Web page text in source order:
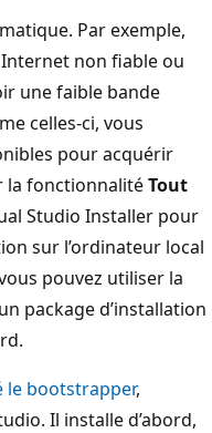
Par exemple,
non fiable ou
une faible bande
celles-ci, vous
pour acquérir
la fonctionnalitéTout
Studio Installer pour
sur l’ordinateur local
pouvez utiliser la
package d’installation
le bootstrapper,
Il installe d’abord,